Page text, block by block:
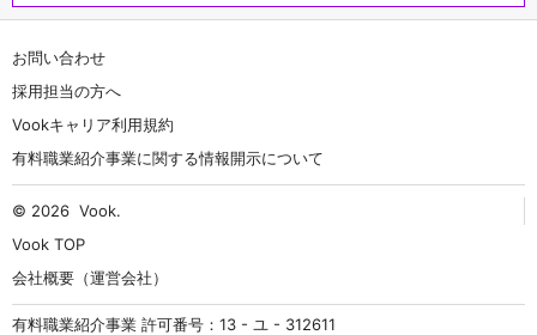
お問い合わせ
採用担当の方へ
Vookキャリア利用規約
有料職業紹介事業に関する情報開示について
© 2026 Vook.
Vook TOP
会社概要（運営会社）
有料職業紹介事業 許可番号：13 - ユ - 312611